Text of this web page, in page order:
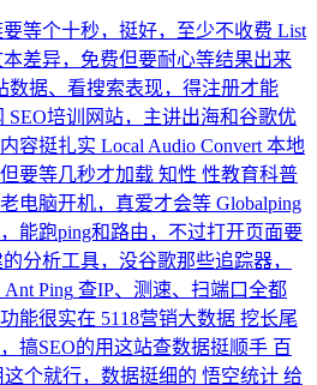
等个十秒，挺好，至少不收费 List
差异，免费但要耐心等结果出来
数据、看搜索表现，得注册才能
SEO培训网站，主讲出海和谷歌优
容挺扎实 Local Audio Convert 本地
要等几秒才加载 知性 性教育科普
电脑开机，真爱才会等 Globalping
能跑ping和路由，不过打开页面要
分析工具，没谷歌那些追踪器，
Ant Ping 查IP、测速、扫端口全都
能很实在 5118营销大数据 挖长尾
搞SEO的用这站查数据挺顺手 百
个就行，数据挺细的 悟空统计 给